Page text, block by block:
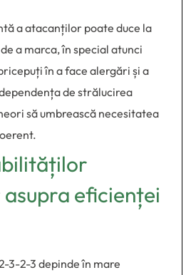
a atacanților poate duce la
a marca, în special atunci
în a face alergări și a
de strălucirea
să umbrească necesitatea
eficienței
3-2-3 depinde în mare